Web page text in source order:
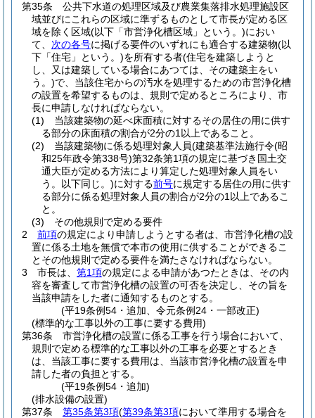
第35条
公共下水道の処理区域及び農業集落排水処理施設区
域並びにこれらの区域に準ずるものとして市長が定める区
域を除く区域(以下「市営浄化槽区域」という。)におい
て、 次の各号に掲げる要件のいずれにも適合する建築物(以
下「住宅」という。)を所有する者(住宅を建築しようと
し、又は建築している場合にあつては、その建築主をい
う。)で、当該住宅からの汚水を処理するための市営浄化槽
の設置を希望するものは、規則で定めるところにより、市
長に申請しなければならない。
(1)
当該建築物の延べ床面積に対するその居住の用に供す
る部分の床面積の割合が2分の1以上であること。
(2)
当該建築物に係る処理対象人員(建築基準法施行令(昭
和25年政令第338号)第32条第1項の規定に基づき国土交
通大臣が定める方法により算定した処理対象人員をい
う。以下同じ。)に対する前号に規定する居住の用に供す
る部分に係る処理対象人員の割合が2分の1以上であるこ
と。
(3)
その他規則で定める要件
2
前項の規定により申請しようとする者は、市営浄化槽の設
置に係る土地を無償で本市の使用に供することができるこ
とその他規則で定める要件を満たさなければならない。
3
市長は、 第1項の規定による申請があつたときは、その内
容を審査して市営浄化槽の設置の可否を決定し、その旨を
当該申請をした者に通知するものとする。
(平19条例54・追加、令元条例24・一部改正)
(標準的な工事以外の工事に要する費用)
第36条
市営浄化槽の設置に係る工事を行う場合において、
規則で定める標準的な工事以外の工事を必要とするとき
は、当該工事に要する費用は、当該市営浄化槽の設置を申
請した者の負担とする。
(平19条例54・追加)
(排水設備の設置)
第37条
第35条第3項(第39条第3項において準用する場合を